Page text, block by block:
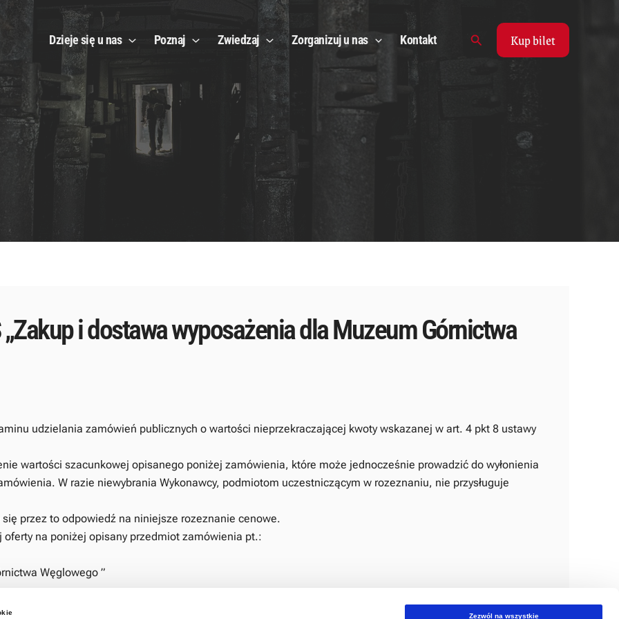
Zezwól na wszystkie
Dzieje się u nas Poznaj Zwiedzaj Zorganizuj u nas Kontakt Search Kup bilet
i dostawa wyposażenia dla Muzeum Górnictwa
udzielania zamówień publicznych o wartości nieprzekraczającej kwoty wskazanej w art. 4 pkt 8 ustawy
wartości szacunkowej opisanego poniżej zamówienia, które może jednocześnie prowadzić do wyłonienia
W razie niewybrania Wykonawcy, podmiotom uczestniczącym w rozeznaniu, nie przysługuje
przez to odpowiedź na niniejsze rozeznanie cenowe.
na poniżej opisany przedmiot zamówienia pt.:
Węglowego ”